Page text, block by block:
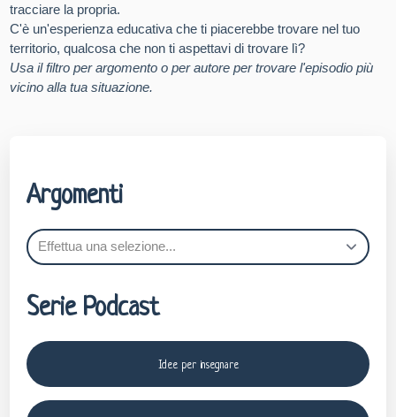
tracciare la propria.
C'è un'esperienza educativa che ti piacerebbe trovare nel tuo
territorio, qualcosa che non ti aspettavi di trovare lì?
Usa il filtro per argomento o per autore per trovare l'episodio più
vicino alla tua situazione.
Argomenti
Serie Podcast
Idee per insegnare